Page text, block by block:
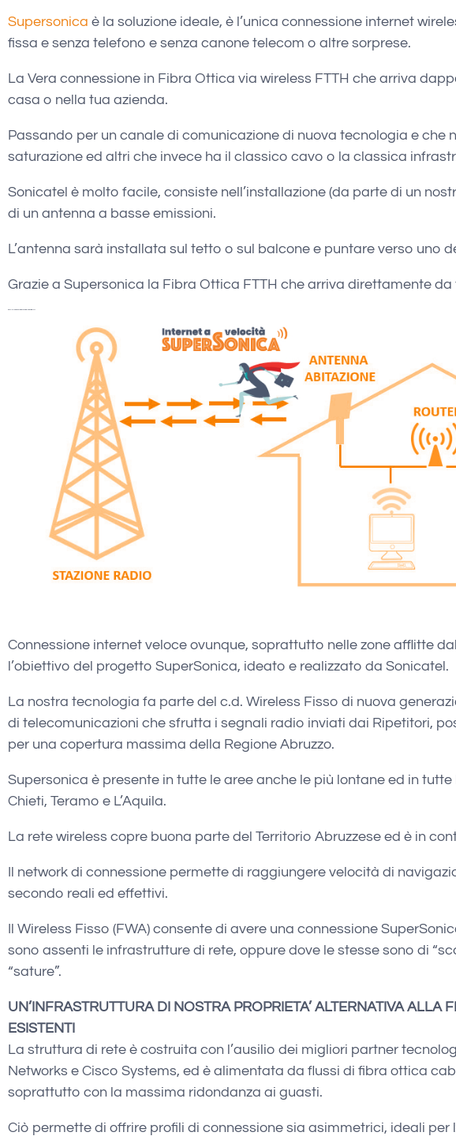
Supersonica è la soluzione ideale, è l’unica connessione internet
fissa e senza telefono e senza canone telecom o altre sorprese.
La Vera connessione in Fibra Ottica via wireless FTTH che arriva
casa o nella tua azienda.
Passando per un canale di comunicazione di nuova tecnologia e che
saturazione ed altri che invece ha il classico cavo o la classica
Sonicatel è molto facile, consiste nell’installazione (da parte di un
di un antenna a basse emissioni.
L’antenna sarà installata sul tetto o sul balcone e puntare verso uno
Grazie a Supersonica la Fibra Ottica FTTH che arriva direttamente da
Connessione internet veloce ovunque, soprattutto nelle zone afflitte
l’obiettivo del progetto SuperSonica, ideato e realizzato da Sonicatel.
La nostra tecnologia fa parte del c.d. Wireless Fisso di nuova
di telecomunicazioni che sfrutta i segnali radio inviati dai Ripetitori,
per una copertura massima della Regione Abruzzo.
Supersonica è presente in tutte le aree anche le più lontane ed in
Chieti, Teramo e L’Aquila.
La rete wireless copre buona parte del Territorio Abruzzese ed è in
Il network di connessione permette di raggiungere velocità di
secondo reali ed effettivi.
Il Wireless Fisso (FWA) consente di avere una connessione
sono assenti le infrastrutture di rete, oppure dove le stesse sono di
“sature”.
UN’INFRASTRUTTURA DI NOSTRA PROPRIETA’ ALTERNATIVA ALLA
ESISTENTI
La struttura di rete è costruita con l’ausilio dei migliori partner
Networks e Cisco Systems, ed è alimentata da flussi di fibra ottica
soprattutto con la massima ridondanza ai guasti.
Ciò permette di offrire profili di connessione sia asimmetrici, ideali per